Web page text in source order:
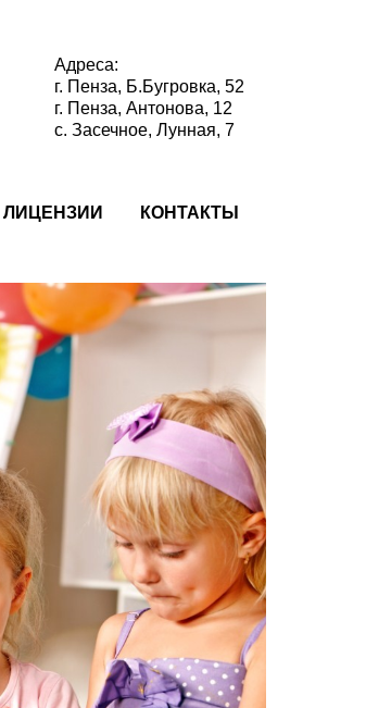
Адреса:
г. Пенза, Б.Бугровка, 52
г. Пенза, Антонова, 12
с. Засечное, Лунная, 7
ЛИЦЕНЗИИ
КОНТАКТЫ